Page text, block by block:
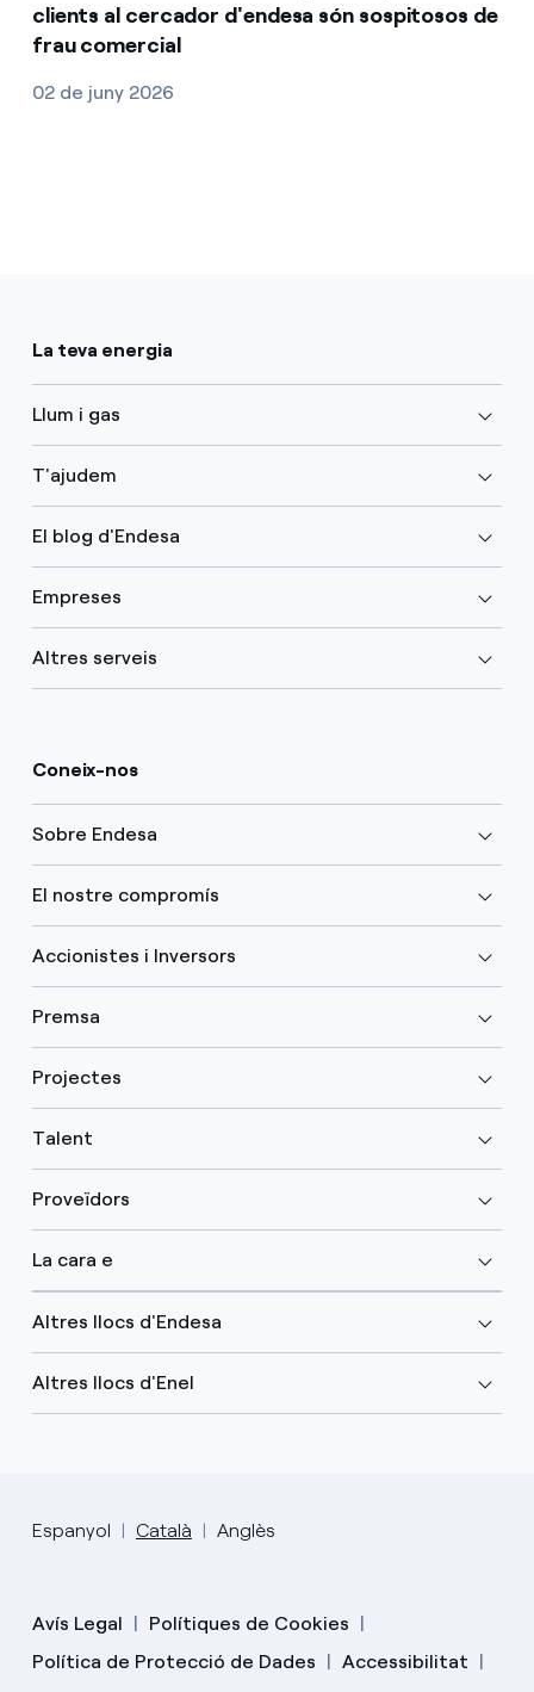
clients al cercador d'endesa són sospitosos de
frau comercial
02 de juny 2026
La teva energia
Llum i gas
T'ajudem
El blog d'Endesa
Empreses
Altres serveis
Coneix-nos
Sobre Endesa
El nostre compromís
Accionistes i Inversors
Premsa
Projectes
Talent
Proveïdors
La cara e
Altres llocs d'Endesa
Altres llocs d'Enel
Espanyol Català Anglès
Avís Legal
Polítiques de Cookies
Política de Protecció de Dades
Accessibilitat